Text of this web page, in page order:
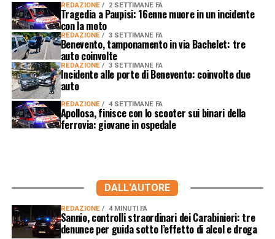
REDAZIONE 2 SETTIMANE FA
Tragedia a Paupisi: 16enne muore in un incidente
con la moto
REDAZIONE 3 SETTIMANE FA
Benevento, tamponamento in via Bachelet: tre
auto coinvolte
REDAZIONE 3 SETTIMANE FA
Incidente alle porte di Benevento: coinvolte due
auto
REDAZIONE 4 SETTIMANE FA
Apollosa, finisce con lo scooter sui binari della
ferrovia: giovane in ospedale
DALL'AUTORE
REDAZIONE 4 MINUTI FA
Sannio, controlli straordinari dei Carabinieri: tre
denunce per guida sotto l’effetto di alcol e droga